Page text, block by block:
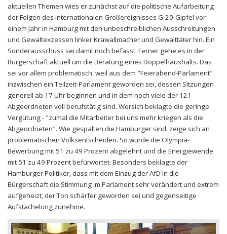
aktuellen Themen wies er zunächst auf die politische Aufarbeitung
der Folgen des internationalen Großereignisses G-20-Gipfel vor
einem Jahr in Hamburg mit den unbeschreiblichen Ausschreitungen
und Gewaltexzessen linker Krawallmacher und Gewalttäter hin. Ein
Sonderausschuss sei damit noch befasst. Ferner gehe es in der
Bürgerschaft aktuell um die Beratung eines Doppelhaushalts. Das
sei vor allem problematisch, weil aus dem "Feierabend-Parlament"
inzwischen ein Teilzeit-Parlament geworden sei, dessen Sitzungen
generell ab 17 Uhr beginnen und in dem noch viele der 121
Abgeordneten voll berufstätig sind. Wersich beklagte die geringe
Vergütung - "zumal die Mitarbeiter bei uns mehr kriegen als die
Abgeordneten". Wie gespalten die Hamburger sind, zeige sich an
problematischen Volksentscheiden. So wurde die Olympia-
Bewerbung mit 51 zu 49 Prozent abgelehnt und die Energiewende
mit 51 zu 49 Prozent befürwortet. Besonders beklagte der
Hamburger Politiker, dass mit dem Einzug der AfD in die
Bürgerschaft die Stimmung im Parlament sehr verändert und extrem
aufgeheizt, der Ton schärfer geworden sei und gegenseitige
Aufstachelung zunehme.